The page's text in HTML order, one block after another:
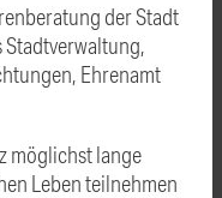
der Stadt
Stadtverwaltung,
Ehrenamt
möglichst lange
Leben teilnehmen